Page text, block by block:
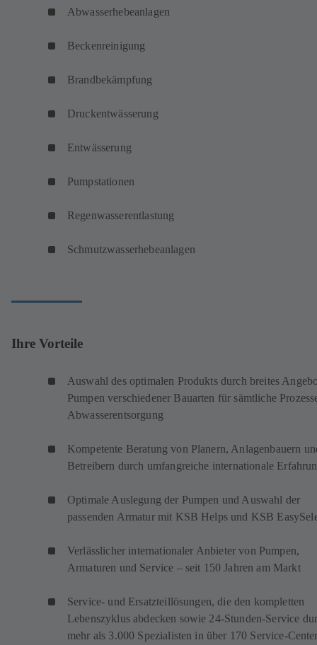
Abwasserhebeanlagen
Beckenreinigung
Brandbekämpfung
Druckentwässerung
Entwässerung
Pumpstationen
Regenwasserentlastung
Schmutzwasserhebeanlagen
Ihre Vorteile
Auswahl des optimalen Produkts durch breites
Pumpen verschiedener Bauarten für sämtliche
Abwasserentsorgung
Kompetente Beratung von Planern, Anlagenbauern
Betreibern durch umfangreiche internationale
Optimale Auslegung der Pumpen und Auswahl der
passenden Armatur mit KSB Helps und KSB
Verlässlicher internationaler Anbieter von Pumpen,
Armaturen und Service – seit 150 Jahren am Markt
Service- und Ersatzteillösungen, die den kompletten
Lebenszyklus abdecken sowie 24-Stunden-Service
mehr als 3.000 Spezialisten in über 170 Service-